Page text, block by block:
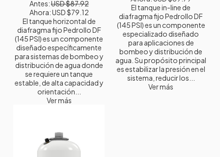
Antes:USD $87.92
Ahora:USD $79.12
El tanque horizontal de
diafragma fijo Pedrollo DF
(145 PSI) es un componente
diseñado específicamente
para sistemas de bombeo y
distribución de agua donde
se requiere un tanque
estable, de alta capacidad y
orientación...
Ver más
El tanque in-line de
diafragma fijo Pedrollo DF
(145 PSI) es un componente
especializado diseñado
para aplicaciones de
bombeo y distribución de
agua. Su propósito principal
es estabilizar la presión en el
sistema, reducir los...
Ver más